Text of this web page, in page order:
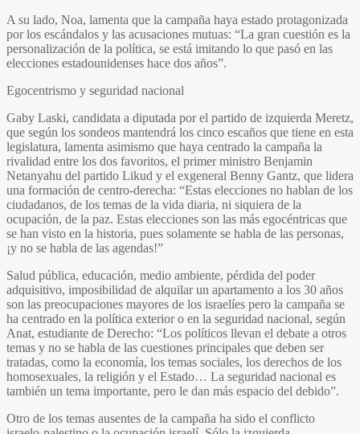
A su lado, Noa, lamenta que la campaña haya estado protagonizada
por los escándalos y las acusaciones mutuas: “La gran cuestión es la
personalización de la política, se está imitando lo que pasó en las
elecciones estadounidenses hace dos años”.
Egocentrismo y seguridad nacional
Gaby Laski, candidata a diputada por el partido de izquierda Meretz,
que según los sondeos mantendrá los cinco escaños que tiene en esta
legislatura, lamenta asimismo que haya centrado la campaña la
rivalidad entre los dos favoritos, el primer ministro Benjamin
Netanyahu del partido Likud y el exgeneral Benny Gantz, que lidera
una formación de centro-derecha: “Estas elecciones no hablan de los
ciudadanos, de los temas de la vida diaria, ni siquiera de la
ocupación, de la paz. Estas elecciones son las más egocéntricas que
se han visto en la historia, pues solamente se habla de las personas,
¡y no se habla de las agendas!”
Salud pública, educación, medio ambiente, pérdida del poder
adquisitivo, imposibilidad de alquilar un apartamento a los 30 años
son las preocupaciones mayores de los israelíes pero la campaña se
ha centrado en la política exterior o en la seguridad nacional, según
Anat, estudiante de Derecho: “Los políticos llevan el debate a otros
temas y no se habla de las cuestiones principales que deben ser
tratadas, como la economía, los temas sociales, los derechos de los
homosexuales, la religión y el Estado… La seguridad nacional es
también un tema importante, pero le dan más espacio del debido”.
Otro de los temas ausentes de la campaña ha sido el conflicto